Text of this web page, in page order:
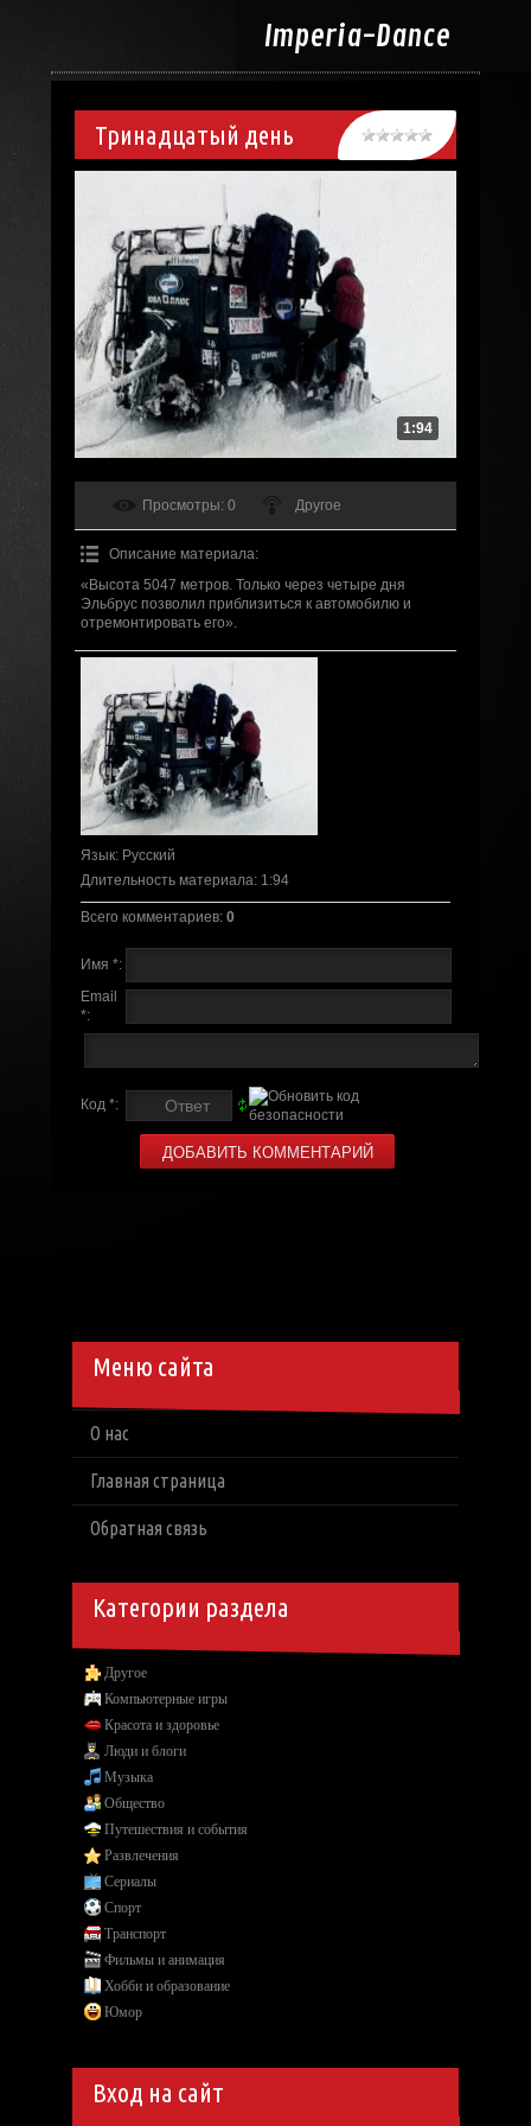
Imperia-Dance
Тринадцатый день
1:94
Просмотры: 0 Другое
Описание материала:
«Высота 5047 метров. Только через четыре дня
Эльбрус позволил приблизиться к автомобилю и
отремонтировать его».
Язык: Русский
Длительность материала: 1:94
Всего комментариев: 0
Имя *:
Email
*:
Код *:
Меню сайта
О нас
Главная страница
Обратная связь
Категории раздела
Другое
Компьютерные игры
Красота и здоровье
Люди и блоги
Музыка
Общество
Путешествия и события
Развлечения
Сериалы
Спорт
Транспорт
Фильмы и анимация
Хобби и образование
Юмор
Вход на сайт